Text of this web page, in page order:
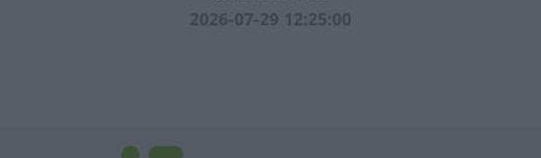
2026-07-29 12:25:00